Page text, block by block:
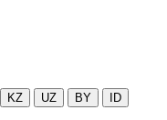
KZ UZ BY ID